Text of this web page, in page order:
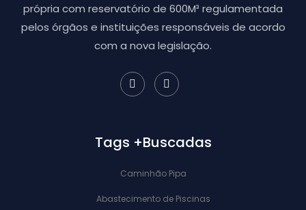
própria com reservatório de 600M³ regulamentada
pelos órgãos e instituições responsáveis de acordo
com a nova legislação.
Tags +Buscadas
Caminhão Pipa
Abastecimento de Piscinas